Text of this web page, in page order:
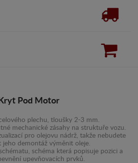
Kryt Pod Motor
plechu, tloušky 2-3 mm.
mechanické zásahy na struktuře vozu.
pro olejovu nádrž, takže nebudete
jeho demontáž výměnit oleje.
schéma která popisuje pozici a
upevňovacích prvků.